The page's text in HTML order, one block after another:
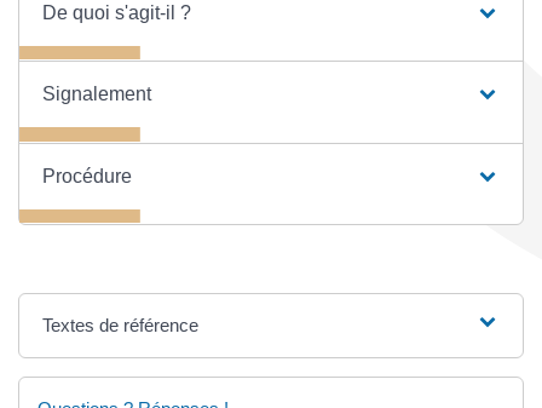
De quoi s'agit-il ?
Signalement
Procédure
Textes de référence